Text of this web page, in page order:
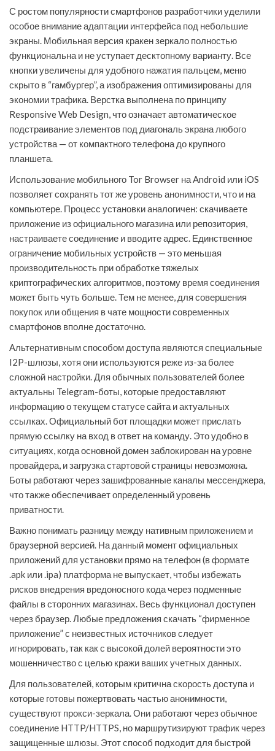
С ростом популярности смартфонов разработчики уделили
особое внимание адаптации интерфейса под небольшие
экраны. Мобильная версия кракен зеркало полностью
функциональна и не уступает десктопному варианту. Все
кнопки увеличены для удобного нажатия пальцем, меню
скрыто в “гамбургер”, а изображения оптимизированы для
экономии трафика. Верстка выполнена по принципу
Responsive Web Design, что означает автоматическое
подстраивание элементов под диагональ экрана любого
устройства — от компактного телефона до крупного
планшета.
Использование мобильного Tor Browser на Android или iOS
позволяет сохранять тот же уровень анонимности, что и на
компьютере. Процесс установки аналогичен: скачиваете
приложение из официального магазина или репозитория,
настраиваете соединение и вводите адрес. Единственное
ограничение мобильных устройств — это меньшая
производительность при обработке тяжелых
криптографических алгоритмов, поэтому время соединения
может быть чуть больше. Тем не менее, для совершения
покупок или общения в чате мощности современных
смартфонов вполне достаточно.
Альтернативным способом доступа являются специальные
I2P-шлюзы, хотя они используются реже из-за более
сложной настройки. Для обычных пользователей более
актуальны Telegram-боты, которые предоставляют
информацию о текущем статусе сайта и актуальных
ссылках. Официальный бот площадки может прислать
прямую ссылку на вход в ответ на команду. Это удобно в
ситуациях, когда основной домен заблокирован на уровне
провайдера, и загрузка стартовой страницы невозможна.
Боты работают через зашифрованные каналы мессенджера,
что также обеспечивает определенный уровень
приватности.
Важно понимать разницу между нативным приложением и
браузерной версией. На данный момент официальных
приложений для установки прямо на телефон (в формате
.apk или .ipa) платформа не выпускает, чтобы избежать
рисков внедрения вредоносного кода через подменные
файлы в сторонних магазинах. Весь функционал доступен
через браузер. Любые предложения скачать “фирменное
приложение” с неизвестных источников следует
игнорировать, так как с высокой долей вероятности это
мошенничество с целью кражи ваших учетных данных.
Для пользователей, которым критична скорость доступа и
которые готовы пожертвовать частью анонимности,
существуют прокси-зеркала. Они работают через обычное
соединение HTTP/HTTPS, но маршрутизируют трафик через
защищенные шлюзы. Этот способ подходит для быстрой